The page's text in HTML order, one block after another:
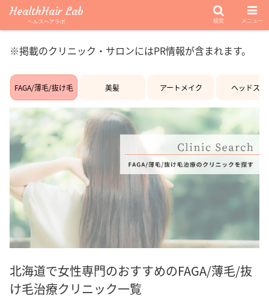
※掲載のクリニック・サロンにはPR情報が含まれます。
FAGA/薄毛/抜け毛 美髪 アートメイク ヘッドスパ
北海道で女性専門のおすすめのFAGA/薄毛/抜
け毛治療クリニック一覧
HealthHair Lab
ヘルスヘアラボ 検索 メニュー